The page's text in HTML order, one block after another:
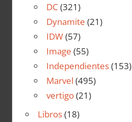
DC (321)
Dynamite (21)
IDW(57)
Image (55)
Independientes(153)
Marvel (495)
vertigo(21)
Libros(18)